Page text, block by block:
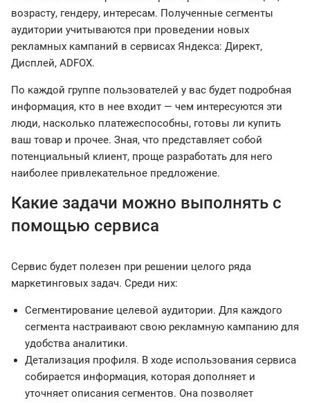
возрасту, гендеру, интересам. Полученные сегменты
аудитории учитываются при проведении новых
рекламных кампаний в сервисах Яндекса: Директ,
Дисплей, ADFOX.
По каждой группе пользователей у вас будет подробная
информация, кто в нее входит — чем интересуются эти
люди, насколько платежеспособны, готовы ли купить
ваш товар и прочее. Зная, что представляет собой
потенциальный клиент, проще разработать для него
наиболее привлекательное предложение.
Какие задачи можно выполнять с
помощью сервиса
Сервис будет полезен при решении целого ряда
маркетинговых задач. Среди них:
Сегментирование целевой аудитории. Для каждого
сегмента настраивают свою рекламную кампанию для
удобства аналитики.
Детализация профиля. В ходе использования сервиса
собирается информация, которая дополняет и
уточняет описания сегментов. Она позволяет